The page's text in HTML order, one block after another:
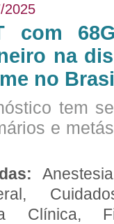
2025
com
na
no
tem
e
Clínica,